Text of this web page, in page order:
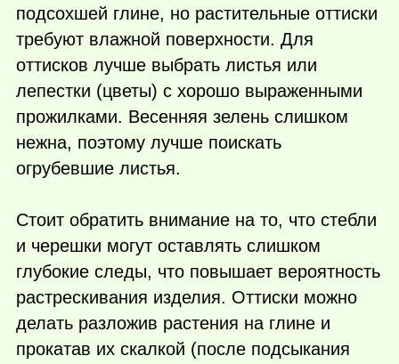
подсохшей глине, но растительные оттиски
требуют влажной поверхности. Для
оттисков лучше выбрать листья или
лепестки (цветы) с хорошо выраженными
прожилками. Весенняя зелень слишком
нежна, поэтому лучше поискать
огрубевшие листья.
Стоит обратить внимание на то, что стебли
и черешки могут оставлять слишком
глубокие следы, что повышает вероятность
растрескивания изделия. Оттиски можно
делать разложив растения на глине и
прокатав их скалкой (после подсыкания